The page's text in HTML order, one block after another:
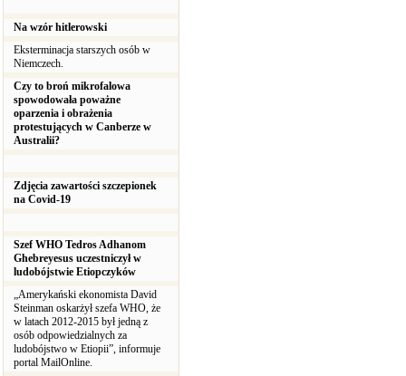
Na wzór hitlerowski
Eksterminacja starszych osób w
Niemczech.
Czy to broń mikrofalowa
spowodowała poważne
oparzenia i obrażenia
protestujących w Canberze w
Australii?
Zdjęcia zawartości szczepionek
na Covid-19
Szef WHO Tedros Adhanom
Ghebreyesus uczestniczył w
ludobójstwie Etiopczyków
„Amerykański ekonomista David
Steinman oskarżył szefa WHO, że
w latach 2012-2015 był jedną z
osób odpowiedzialnych za
ludobójstwo w Etiopii”, informuje
portal MailOnline.